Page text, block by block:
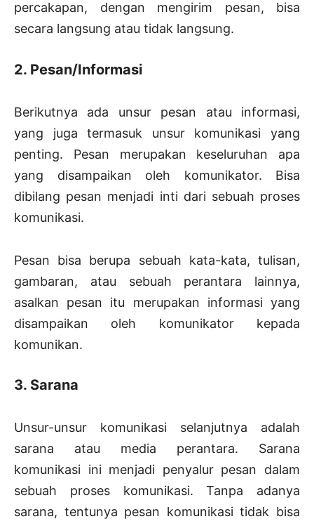
percakapan, dengan mengirim pesan, bisa
secara langsung atau tidak langsung.
2. Pesan/Informasi
Berikutnya ada unsur pesan atau informasi,
yang juga termasuk unsur komunikasi yang
penting. Pesan merupakan keseluruhan apa
yang disampaikan oleh komunikator. Bisa
dibilang pesan menjadi inti dari sebuah proses
komunikasi.
Pesan bisa berupa sebuah kata-kata, tulisan,
gambaran, atau sebuah perantara lainnya,
asalkan pesan itu merupakan informasi yang
disampaikan oleh komunikator kepada
komunikan.
3. Sarana
Unsur-unsur komunikasi selanjutnya adalah
sarana atau media perantara. Sarana
komunikasi ini menjadi penyalur pesan dalam
sebuah proses komunikasi. Tanpa adanya
sarana, tentunya pesan komunikasi tidak bisa